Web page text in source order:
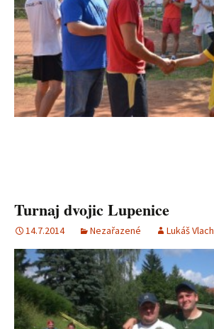
Turnaj dvojic Lupenice
14.7.2014 Nezařazené Lukáš Vlach